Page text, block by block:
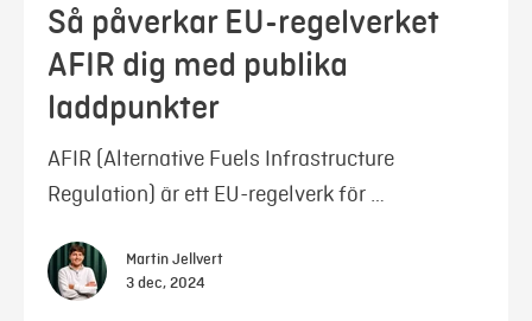
Så påverkar EU-regelverket
AFIR dig med publika
laddpunkter
AFIR (Alternative Fuels Infrastructure
Regulation) är ett EU-regelverk för …
Martin Jellvert
3 dec, 2024